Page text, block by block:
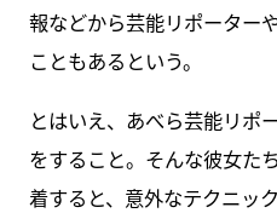
報などから芸能リポーター
こともあるという。
とはいえ、あべら芸能リポ
をすること。そんな彼女た
着すると、意外なテクニッ